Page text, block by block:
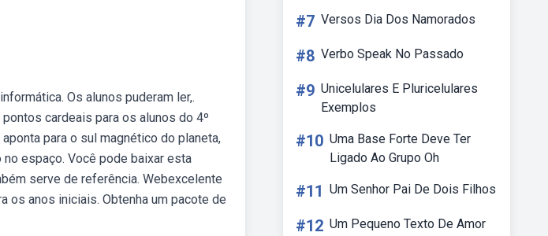
Os alunos puderam ler,.
cardeais para os alunos do 4º
para o sul magnético do planeta,
espaço. Você pode baixar esta
serve de referência. Webexcelente
os anos iniciais. Obtenha um pacote de
#7 Versos Dia Dos Namorados
#8 Verbo Speak No Passado
#9 Unicelulares E Pluricelulares
Exemplos
#10 Uma Base Forte Deve Ter
Ligado Ao Grupo Oh
#11 Um Senhor Pai De Dois Filhos
#12 Um Pequeno Texto De Amor